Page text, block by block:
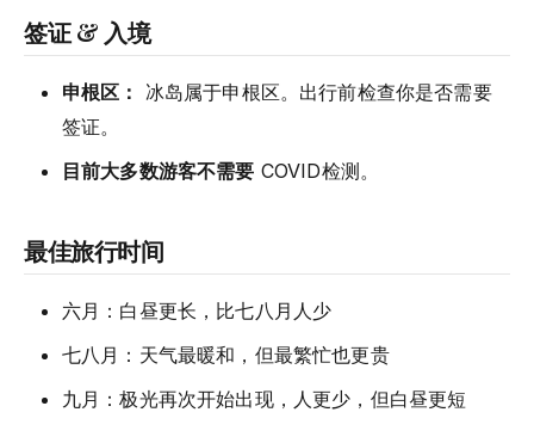
签证 & 入境
申根区：
冰岛属于申根区。出行前检查你是否需要
签证。
目前大多数游客不需要 COVID检测。
最佳旅行时间
六月：白昼更长，比七八月人少
七八月：天气最暖和，但最繁忙也更贵
九月：极光再次开始出现，人更少，但白昼更短